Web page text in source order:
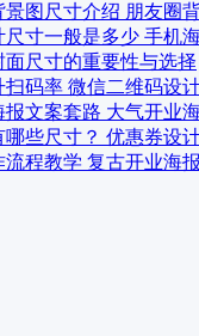
朋友圈
手机
面尺寸的重要性与选择
微信二维码设
大气开业
优惠券设
复古开业海